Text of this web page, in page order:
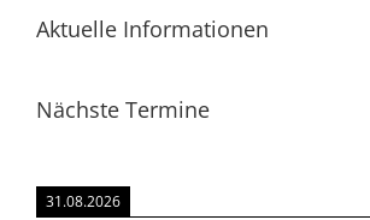
Aktuelle Informationen
Nächste Termine
31.08.2026